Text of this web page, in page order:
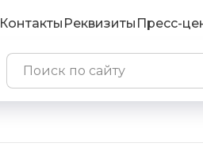
Контакты Реквизиты Пресс-